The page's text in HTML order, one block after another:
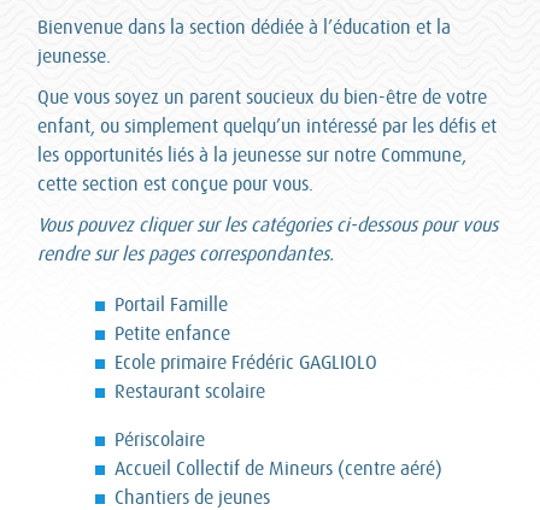
Bienvenue dans la section dédiée à l’éducation et la
jeunesse.
Que vous soyez un parent soucieux du bien-être de votre
enfant, ou simplement quelqu’un intéressé par les défis et
les opportunités liés à la jeunesse sur notre Commune,
cette section est conçue pour vous.
Vous pouvez cliquer sur les catégories ci-dessous pour vous
rendre sur les pages correspondantes.
Portail Famille
Petite enfance
Ecole primaire Frédéric GAGLIOLO
Restaurant scolaire
Périscolaire
Accueil Collectif de Mineurs (centre aéré)
Chantiers de jeunes